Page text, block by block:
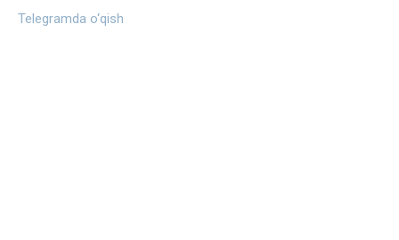
Telegramda o‘qish